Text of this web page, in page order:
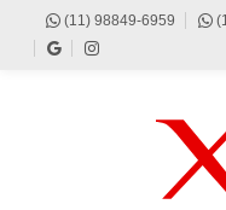
(11) 98849-6959